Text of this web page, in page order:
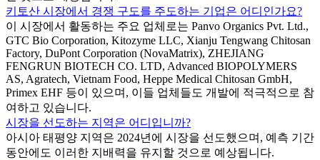
키토산 시장에서 경쟁 구도를 주도하는 기업은 어디인가요?
이 시장에서 활동하는 주요 업체로는 Panvo Organics Pvt. Ltd.,
GTC Bio Corporation, Kitozyme LLC, Xianju Tengwang Chitosan
Factory, DuPont Corporation (NovaMatrix), ZHEJIANG
FENGRUN BIOTECH CO. LTD, Advanced BIOPOLYMERS
AS, Agratech, Vietnam Food, Heppe Medical Chitosan GmbH,
Primex EHF 등이 있으며, 이들 업체들도 개발에 적극적으로 참
여하고 있습니다.
시장을 선도하는 지역은 어디입니까?
아시아 태평양 지역은 2024년에 시장을 선도했으며, 예측 기간
동안에도 이러한 지배력을 유지할 것으로 예상됩니다.